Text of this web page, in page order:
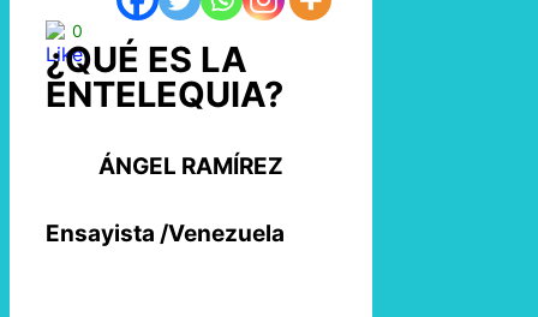
0
¿QUÉ ES LA
ENTELEQUIA?
ÁNGEL RAMÍREZ
Ensayista /Venezuela